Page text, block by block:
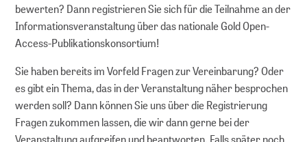
bewerten? Dann registrieren Sie sich für die Teilnahme an der
Informationsveranstaltung über das nationale Gold Open-
Access-Publikationskonsortium!
Sie haben bereits im Vorfeld Fragen zur Vereinbarung? Oder
es gibt ein Thema, das in der Veranstaltung näher besprochen
werden soll? Dann können Sie uns über die Registrierung
Fragen zukommen lassen, die wir dann gerne bei der
Veranstaltung aufgreifen und beantworten. Falls später noch